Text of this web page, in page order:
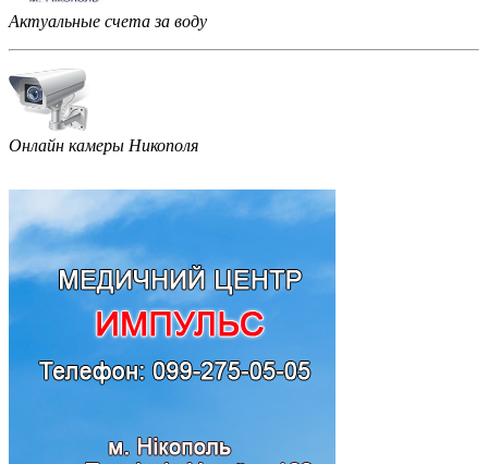
Актуальные счета за воду
Онлайн камеры Никополя